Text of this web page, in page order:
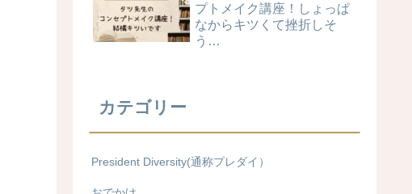
プトメイク講座！しょっぱ
なからキツくて挫折しそ
う…
カテゴリー
President Diversity(通称プレダイ）